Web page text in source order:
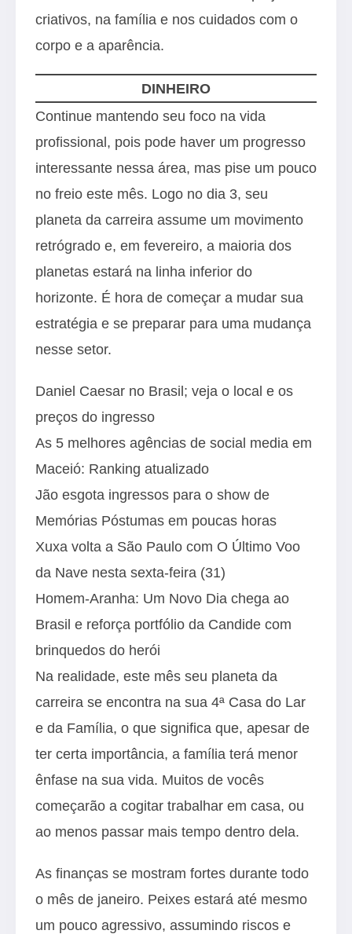
criativos, na família e nos cuidados com o
corpo e a aparência.
DINHEIRO
Continue mantendo seu foco na vida
profissional, pois pode haver um progresso
interessante nessa área, mas pise um pouco
no freio este mês. Logo no dia 3, seu
planeta da carreira assume um movimento
retrógrado e, em fevereiro, a maioria dos
planetas estará na linha inferior do
horizonte. É hora de começar a mudar sua
estratégia e se preparar para uma mudança
nesse setor.
Daniel Caesar no Brasil; veja o local e os
preços do ingresso
As 5 melhores agências de social media em
Maceió: Ranking atualizado
Jão esgota ingressos para o show de
Memórias Póstumas em poucas horas
Xuxa volta a São Paulo com O Último Voo
da Nave nesta sexta-feira (31)
Homem-Aranha: Um Novo Dia chega ao
Brasil e reforça portfólio da Candide com
brinquedos do herói
Na realidade, este mês seu planeta da
carreira se encontra na sua 4ª Casa do Lar
e da Família, o que significa que, apesar de
ter certa importância, a família terá menor
ênfase na sua vida. Muitos de vocês
começarão a cogitar trabalhar em casa, ou
ao menos passar mais tempo dentro dela.
As finanças se mostram fortes durante todo
o mês de janeiro. Peixes estará até mesmo
um pouco agressivo, assumindo riscos e